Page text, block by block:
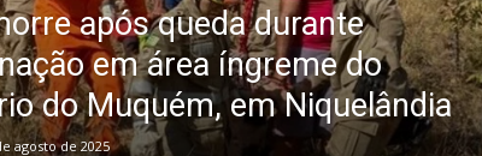
após queda durante
em área íngreme do
do Muquém, em Niquelândia
agosto de 2025